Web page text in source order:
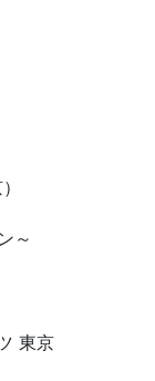
～
東京